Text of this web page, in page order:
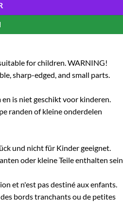
for children. WARNING!
sharp-edged, and small parts.
is niet geschikt voor kinderen.
randen of kleine onderdelen
und nicht für Kinder geeignet.
oder kleine Teile enthalten sein.
et n'est pas destiné aux enfants.
bords tranchants ou de petites